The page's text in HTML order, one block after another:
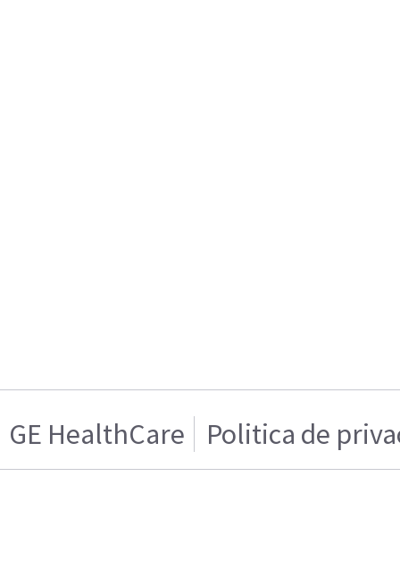
GE HealthCare Politica de